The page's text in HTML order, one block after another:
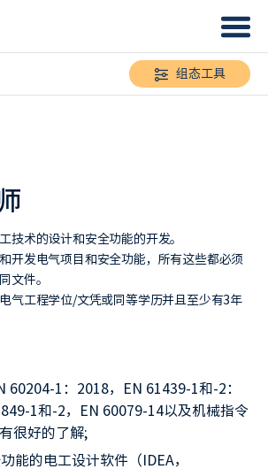
组态工具
技术的设计和安全功能的开发。
开发电气项目和安全功能，所有这些都必须
文件。
气工程学位/文凭或同等学历并且至少有3年
60204-1：2018，EN 61439-1和-2：
1和-2，EN 60079-14以及机械指令
很好的了解;
能的电工设计软件（IDEA，